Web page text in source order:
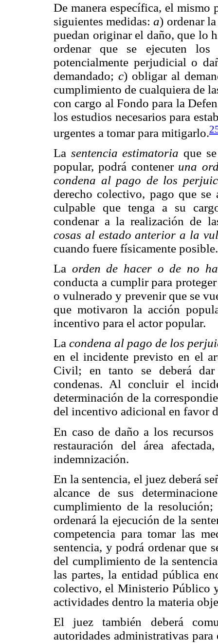
De manera específica, el mismo
siguientes medidas:a) ordenar
puedan originar el daño, que lo
ordenar que se ejecuten los
potencialmente perjudicial o
demandado;c) obligar al
cumplimiento de cualquiera de
con cargo al Fondo para la
los estudios necesarios para
urgentes a tomar para mitigarlo.
La sentencia estimatoria que
popular, podrá contener una
condena al pago de los
derecho colectivo, pago que
culpable que tenga a su
condenar a la realización de
cosas al estado anterior a la
cuando fuere físicamente posible.
La orden de hacer o de no
conducta a cumplir para
o vulnerado y prevenir que se
que motivaron la acción
incentivo para el actor popular.
La condena al pago de los
en el incidente previsto en el
Civil; en tanto se deberá
condenas. Al concluir el
determinación de la
del incentivo adicional en favor
En caso de daño a los
restauración del área
indemnización.
En la sentencia, el juez deberá
alcance de sus
cumplimiento de la
ordenará la ejecución de la
competencia para tomar las
sentencia, y podrá ordenar que
del cumplimiento de la
las partes, la entidad pública
colectivo, el Ministerio Público
actividades dentro la materia
El juez también deberá
autoridades administrativas